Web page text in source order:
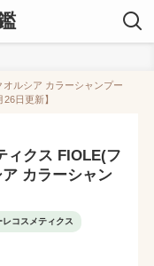
ルシア カラーシャンプー
日更新】
ィクス FIOLE(フ
カラーシャン
レコスメティクス